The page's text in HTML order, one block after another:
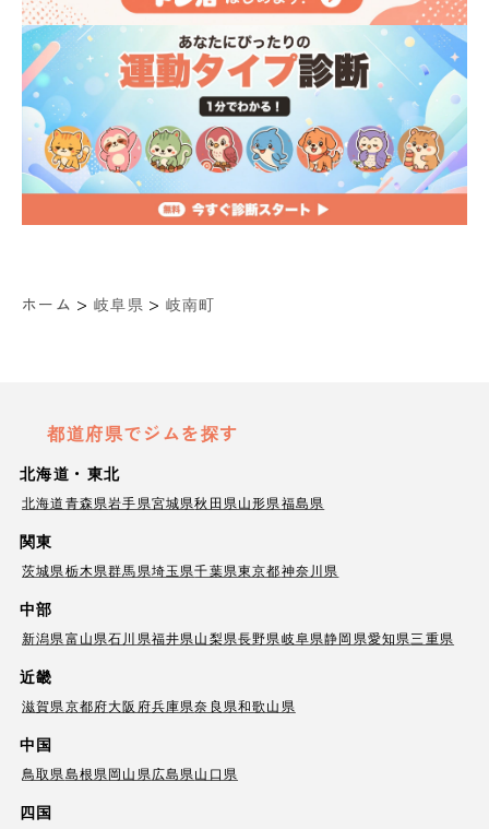
ホーム > 岐阜県 > 岐南町
都道府県でジムを探す
北海道・東北
北海道青森県岩手県宮城県秋田県山形県福島県
関東
茨城県栃木県群馬県埼玉県千葉県東京都神奈川県
中部
新潟県富山県石川県福井県山梨県長野県岐阜県静岡県愛知県三重県
近畿
滋賀県京都府大阪府兵庫県奈良県和歌山県
中国
鳥取県島根県岡山県広島県山口県
四国